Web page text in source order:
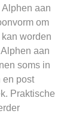
aan
om
worden
aan
soms in
en post
Praktische